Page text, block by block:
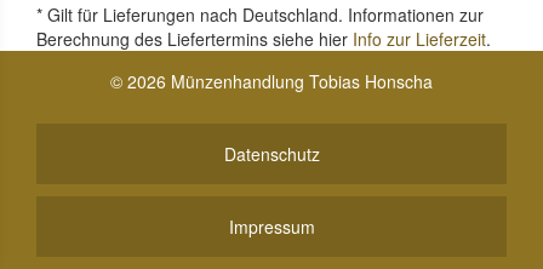
* Gilt für Lieferungen nach Deutschland. Informationen zur
Berechnung des Liefertermins siehe hier Info zur Lieferzeit.
© 2026 Münzenhandlung Tobias Honscha
Datenschutz
Impressum